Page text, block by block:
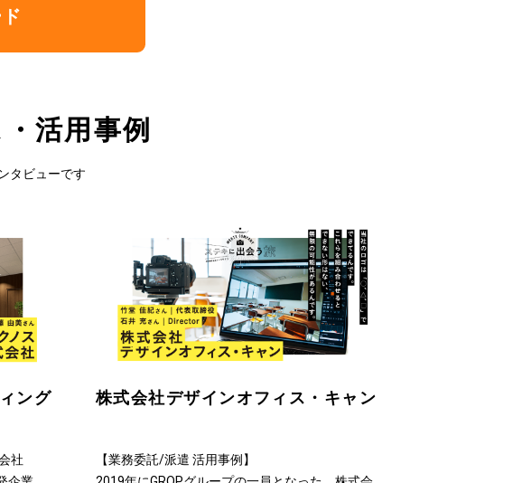
活用事例
タビューです
ング
社
株式会社デザインオフィス・キャン
【業務委託/派遣 活用事例】